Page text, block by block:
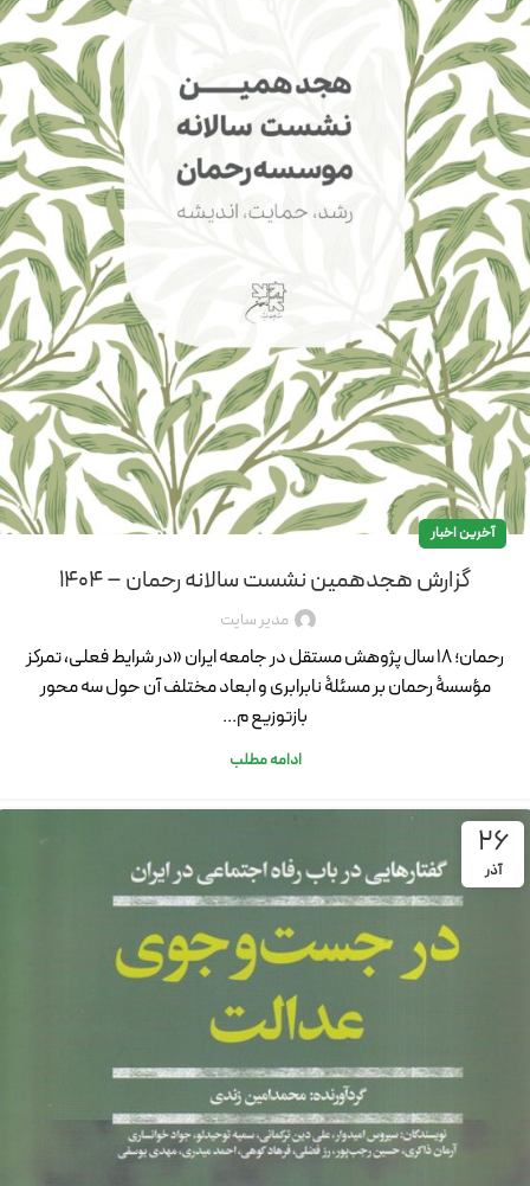
آخرین اخبار
گزارش هجدهمین نشست سالانه رحمان – ۱۴۰۴
مدیر سایت
رحمان؛ ۱۸ سال پژوهش مستقل در جامعه ایران «در شرایط فعلی، تمرکز
مؤسسۀ رحمان بر مسئلۀ نابرابری و ابعاد مختلف آن حول سه محور
بازتوزیع م...
ادامه مطلب
26
آذر